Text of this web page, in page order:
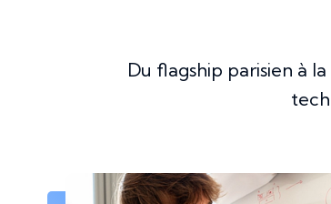
Du flagship parisien à